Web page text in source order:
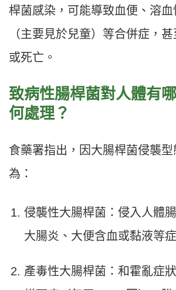
桿菌感染，可能導致血便、溶
（主要見於兒童）等合併症，
或死亡。
致病性腸桿菌對人體有
何處理？
食藥署指出，因大腸桿菌侵襲
為：
侵襲性大腸桿菌：侵入人體
大腸炎、大便含血或黏液等症
產毒性大腸桿菌：和霍亂症